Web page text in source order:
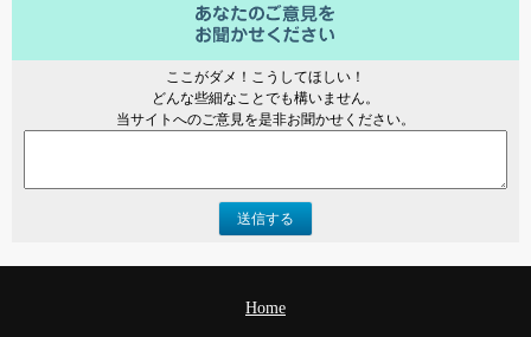
ここがダメ！こうしてほしい！
どんな些細なことでも構いません。
当サイトへのご意見を是非お聞かせください。
送信する
Home